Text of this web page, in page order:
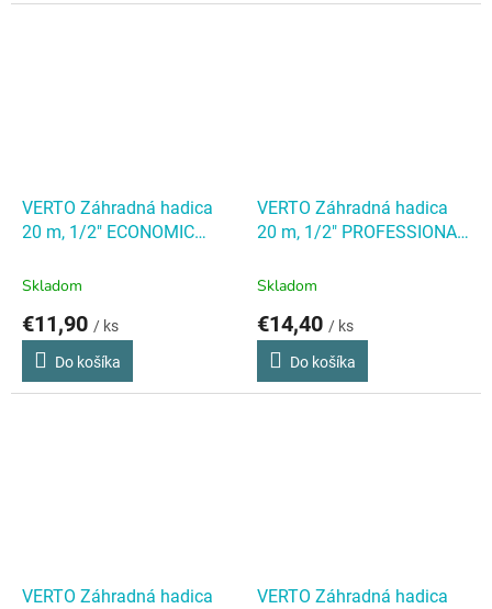
VERTO Záhradná hadica
20 m, 1/2" ECONOMIC
20 m, 1/2" ECONOMIC
Skladom
€11,90 / ks
Do košíka
VERTO Záhradná hadica
20 m, 1/2" PROFESSIONAL
20 m, 1/2" PROFESSIONAL
Skladom
€14,40 / ks
Do košíka
VERTO Záhradná hadica
VERTO Záhradná hadica